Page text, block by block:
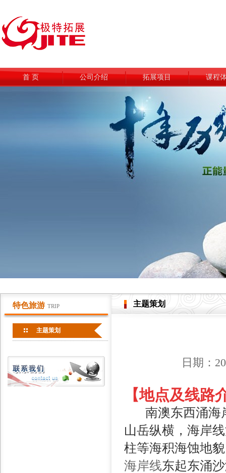
首 页 公司介绍 拓展项目 课程
特色旅游 TRIP
主题策划
主题策划
日期：
【地点及线路
南澳东西涌海
山岳纵横，海岸
柱等海积海蚀地
海岸线东起东涌